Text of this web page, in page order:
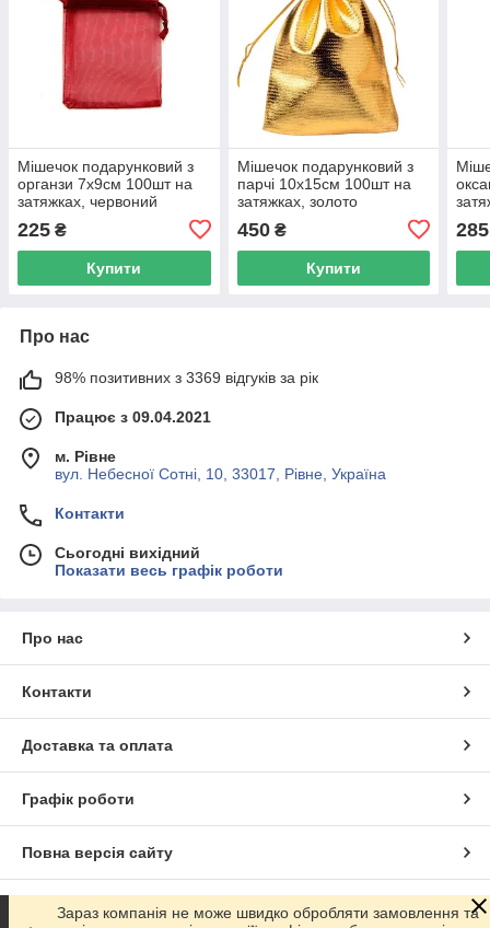
Мішечок подарунковий з
органзи 7x9см 100шт на
затяжках, червоний
225 ₴
Купити
Мішечок подарунковий з
парчі 10x15см 100шт на
затяжках, золото
450₴
Купити
285
Про нас
98% позитивних з 3369 відгуків за рік
Працює з 09.04.2021
м. Рівне
вул. Небесної Сотні, 10, 33017, Рівне, Україна
Контакти
Сьогодні вихідний
Показати весь графік роботи
Про нас
Контакти
Доставка та оплата
Графік роботи
Повна версія сайту
Сайт створено на маркетплейсі Prom.ua
Зараз компанія не може швидко обробляти замовлення та